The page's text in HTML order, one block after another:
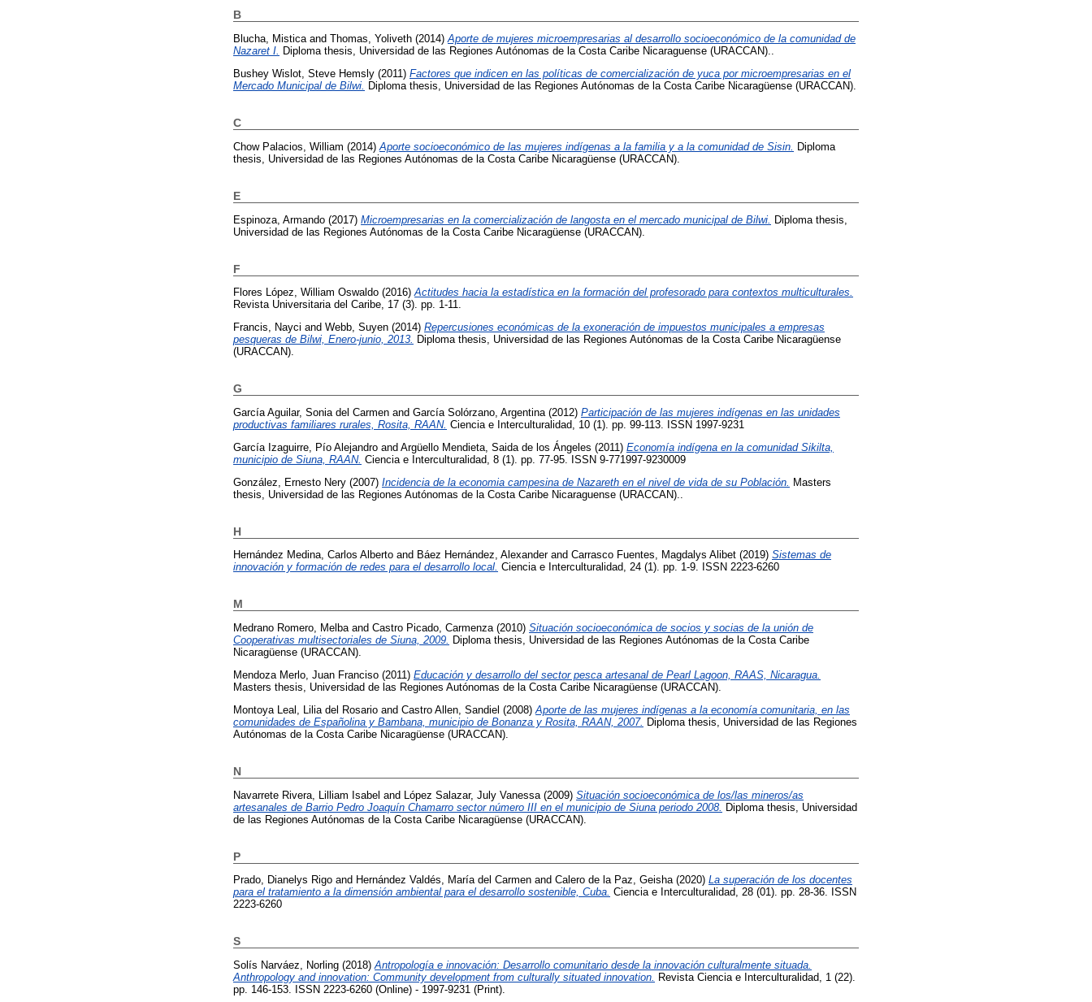
B
Blucha, Misticaand Thomas, Yoliveth (2014)Aporte de mujeres microempresarias al desarrollo socioeconómico de la comunidad de
Nazaret I. Diploma thesis, Universidad de las Regiones Autónomas de la Costa Caribe Nicaraguense (URACCAN)..
Bushey Wislot, Steve Hemsly (2011) Factores que indicen en las políticas de comercialización de yuca por microempresarias en el
Mercado Municipal de Bilwi.
Diploma thesis, Universidad de las Regiones Autónomas de la Costa Caribe Nicaragüense (URACCAN).
C
Chow Palacios, William (2014) Aporte socioeconómico de las mujeres indígenas a la familia y a la comunidad de Sisin.
Diploma
thesis, Universidad de las Regiones Autónomas de la Costa Caribe Nicaragüense (URACCAN).
E
Espinoza, Armando (2017) Microempresarias en la comercialización de langosta en el mercado municipal de Bilwi. Diploma thesis,
Universidad de las Regiones Autónomas de la Costa Caribe Nicaragüense (URACCAN).
F
Flores López, William Oswaldo (2016)Actitudes hacia la estadística en la formación del profesorado para contextos multiculturales.
Revista Universitaria del Caribe, 17 (3). pp. 1-11.
Francis, Nayci and Webb, Suyen (2014) Repercusiones económicas de la exoneración de impuestos municipales a empresas
pesqueras de Bilwi, Enero-junio, 2013. Diploma thesis, Universidad de las Regiones Autónomas de la Costa Caribe Nicaragüense
(URACCAN).
G
García Aguilar, Sonia del Carmen and García Solórzano, Argentina (2012) Participación de las mujeres indígenas en las unidades
productivas familiares rurales, Rosita, RAAN. Ciencia e Interculturalidad, 10 (1). pp. 99-113. ISSN 1997-9231
García Izaguirre, Pío Alejandro and Argüello Mendieta, Saida de los Ángeles (2011) Economía indígena en la comunidad Sikilta,
municipio de Siuna, RAAN. Ciencia e Interculturalidad, 8 (1). pp. 77-95. ISSN 9-771997-9230009
González, Ernesto Nery (2007) Incidencia de la economia campesina de Nazareth en el nivel de vida de su Población. Masters
thesis, Universidad de las Regiones Autónomas de la Costa Caribe Nicaraguense (URACCAN)..
H
Hernández Medina, Carlos Alberto and Báez Hernández, Alexanderand Carrasco Fuentes, Magdalys Alibet (2019) Sistemas de
innovación y formación de redes para el desarrollo local. Ciencia e Interculturalidad, 24 (1). pp. 1-9. ISSN 2223-6260
M
Medrano Romero, Melbaand Castro Picado, Carmenza(2010) Situación socioeconómica de socios y socias de la unión de
Cooperativas multisectoriales de Siuna, 2009. Diploma thesis, Universidad de las Regiones Autónomas de la Costa Caribe
Nicaragüense (URACCAN).
Mendoza Merlo, Juan Franciso (2011) Educación y desarrollo del sector pesca artesanal de Pearl Lagoon, RAAS, Nicaragua.
Masters thesis, Universidad de las Regiones Autónomas de la Costa Caribe Nicaragüense (URACCAN).
Montoya Leal, Lilia del Rosario and Castro Allen, Sandiel (2008) Aporte de las mujeres indígenas a la economía comunitaria, en las
comunidades de Españolina y Bambana, municipio de Bonanza y Rosita, RAAN, 2007. Diploma thesis, Universidad de las Regiones
Autónomas de la Costa Caribe Nicaragüense (URACCAN).
N
Navarrete Rivera, Lilliam Isabel and López Salazar, July Vanessa (2009) Situación socioeconómica de los/las mineros/as
artesanales de Barrio Pedro Joaquín Chamarro sector número III en el municipio de Siuna periodo 2008. Diploma thesis, Universidad
de las Regiones Autónomas de la Costa Caribe Nicaragüense (URACCAN).
P
Prado, Dianelys Rigo and Hernández Valdés, María del Carmen and Calero de la Paz, Geisha(2020) La superación de los docentes
para el tratamiento a la dimensión ambiental para el desarrollo sostenible, Cuba. Ciencia e Interculturalidad, 28 (01). pp. 28-36. ISSN
2223-6260
S
Solís Narváez, Norling (2018)Antropología e innovación: Desarrollo comunitario desde la innovación culturalmente situada.
Anthropology and innovation: Community development from culturally situated innovation. Revista Ciencia e Interculturalidad, 1 (22).
pp. 146-153. ISSN 2223-6260 (Online) - 1997-9231 (Print).